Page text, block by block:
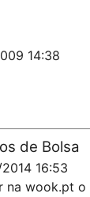
14:38
de Bolsa
16:53
na wook.pt o